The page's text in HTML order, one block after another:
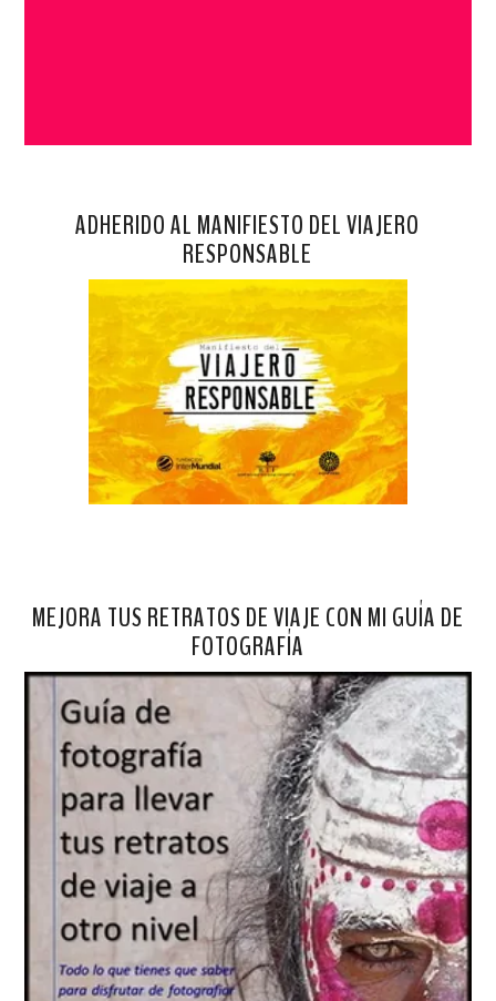
ADHERIDO AL MANIFIESTO DEL VIAJERO
RESPONSABLE
MEJORA TUS RETRATOS DE VIAJE CON MI GUÍA DE
FOTOGRAFÍA